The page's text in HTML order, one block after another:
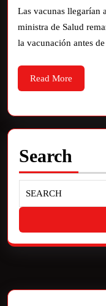
Las vacunas
ministra de Salud
la vacunación antes
Read More
Search